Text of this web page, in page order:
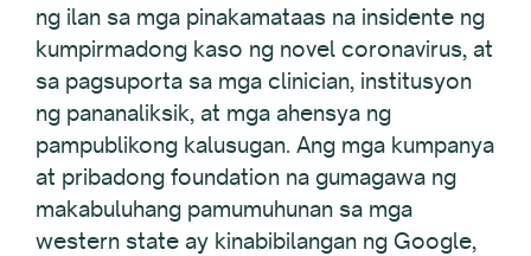
ng ilan sa mga pinakamataas na insidente ng
kumpirmadong kaso ng novel coronavirus, at
sa pagsuporta sa mga clinician, institusyon
ng pananaliksik, at mga ahensya ng
pampublikong kalusugan. Ang mga kumpanya
at pribadong foundation na gumagawa ng
makabuluhang pamumuhunan sa mga
western state ay kinabibilangan ng Google,